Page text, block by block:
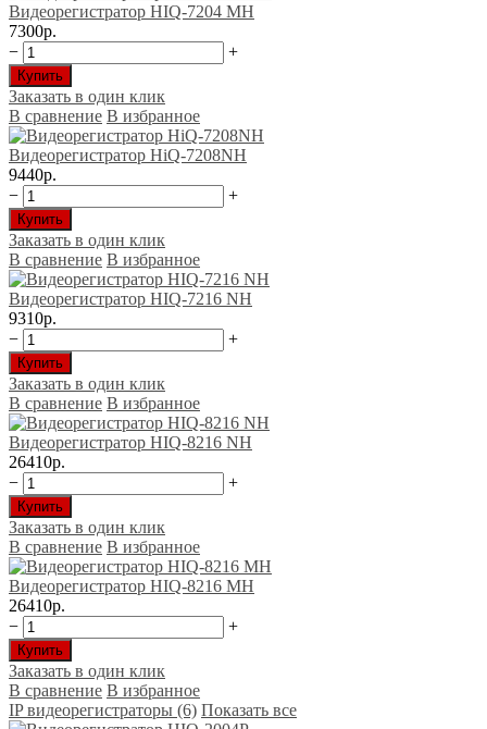
Видеорегистратор HIQ-7204 МH
7300р.
−
+
Купить
Заказать в один клик
В сравнение В избранное
Видеорегистратор HiQ-7208NH
9440р.
−
+
Купить
Заказать в один клик
В сравнение В избранное
Видеорегистратор HIQ-7216 NH
9310р.
−
+
Купить
Заказать в один клик
В сравнение В избранное
Видеорегистратор HIQ-8216 NH
26410р.
−
+
Купить
Заказать в один клик
В сравнение В избранное
Видеорегистратор HIQ-8216 МН
26410р.
−
+
Купить
Заказать в один клик
В сравнение В избранное
IP видеорегистраторы (6) Показать все